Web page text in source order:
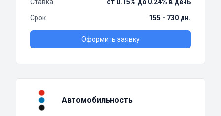
Ставка
от 0.15% до 0.24% в день
Срок
155 - 730 дн.
Оформить заявку
Автомобильность